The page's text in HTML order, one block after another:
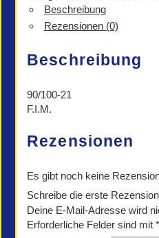
Beschreibung
Rezensionen (0)
Beschreibung
90/100-21
F.I.M.
Rezensionen
Es gibt noch keine
Schreibe die erste
Deine E-Mail-Adresse wird
Erforderliche Felder sind mit *